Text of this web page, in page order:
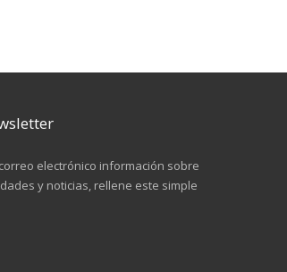
electrónico información sobre
y noticias, rellene este simple